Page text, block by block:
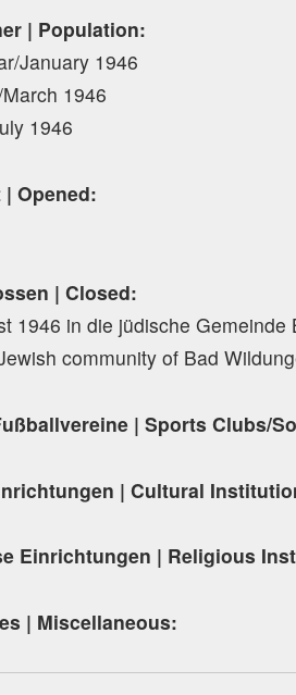
| Population:
January 1946
1946
1946
Opened:
| Closed:
1946 in die jüdische
community of Bad
| Sports Clubs/
| Cultural
Einrichtungen | Religious
| Miscellaneous: